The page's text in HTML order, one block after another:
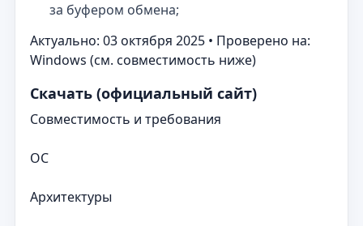
за буфером обмена;
Актуально: 03 октября 2025 • Проверено на:
Windows (см. совместимость ниже)
Скачать (официальный сайт)
Совместимость и требования
ОС
Архитектуры